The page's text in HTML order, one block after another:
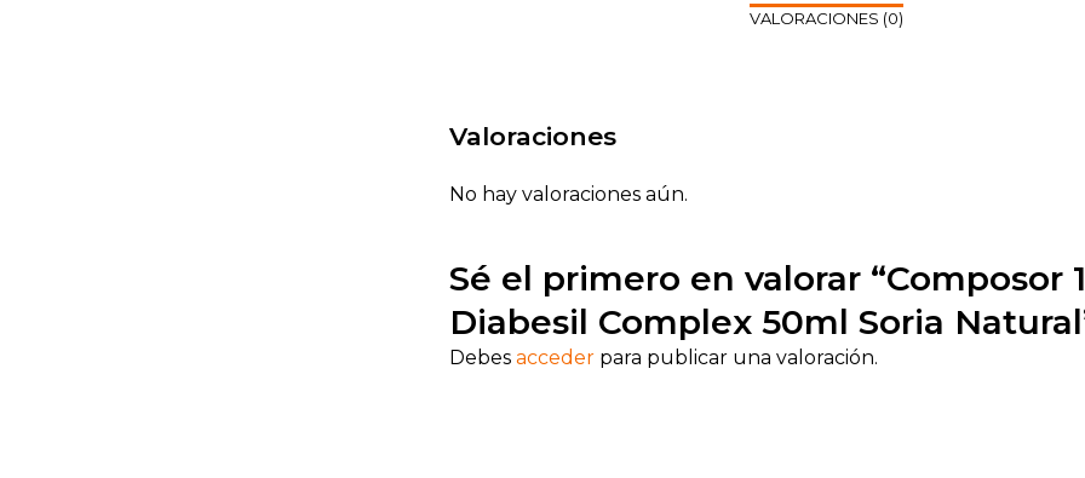
VALORACIONES (0)
Valoraciones
No hay valoraciones aún.
Sé el primero en valorar “Composor
Diabesil Complex 50ml Soria
Debes acceder para publicar una valoración.